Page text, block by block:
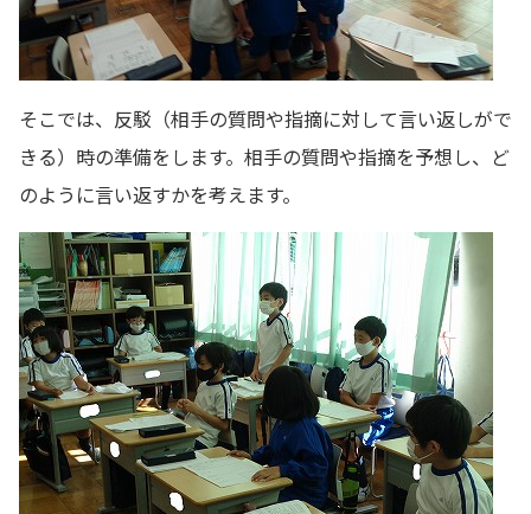
そこでは、反駁（相手の質問や指摘に対して言い返しがで
きる）時の準備をします。相手の質問や指摘を予想し、ど
のように言い返すかを考えます。